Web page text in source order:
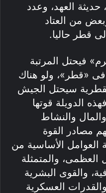
حديثة العهد، وعدد
5 آلاف، وبعض من العتاد
قطر حاليا.
فيحتل المرتبة
فى «قطر»، ولو هناك
سيحتل الجيش
المرتبة رقم 101، فهذه الدويلة قوتها
والنشاط
مصادر القوة
العوامل الأساسية من
العظمى، والمتمثلة
والقوى البشرية
العسكرية